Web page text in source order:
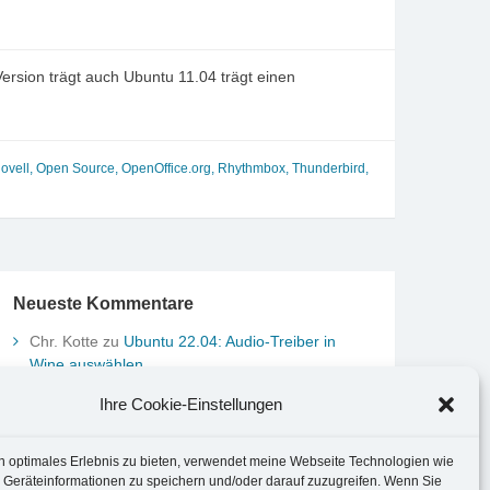
Ihre Cookie-Einstellungen
optimales Erlebnis zu bieten, verwendet meine Webseite Technologien wie
zu speichern und/oder darauf zuzugreifen. Wenn Sie
trägt auch Ubuntu 11.04 trägt einen
, Open Source, OpenOffice.org, Rhythmbox, Thunderbird ,
Neueste Kommentare
Chr. Kotte zu Ubuntu 22.04: Audio-Treiber in
Wine auswählen
Datum und Uhrzeit anpassen
Datum und Uhrzeit anpassen
Brummel Herbolzheimzu Musik-Portrait Nr. 1: